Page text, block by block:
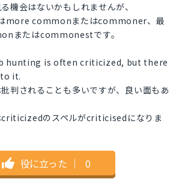
機会はないかもしれませんが、
more commonまたはcommoner、最
またはcommonestです。
hunting is often criticized, but there
it.
判されることも多いですが、良い面もあ
のスペルがcriticisedになりま
役に立った ｜ 0